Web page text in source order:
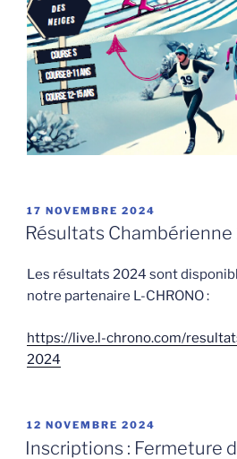
PUBLIÉ
LE
17 NOVEMBRE 2024
Résultats
Les résultats 2024 sont
notre partenaire L-CHRONO :
https://live.l-chrono.com/
2024
PUBLIÉ
LE
12 NOVEMBRE 2024
Inscriptions : Fermeture